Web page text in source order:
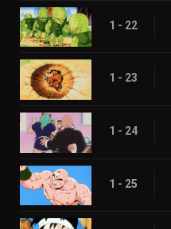
1 - 22
1 - 23
1 - 24
1 - 25